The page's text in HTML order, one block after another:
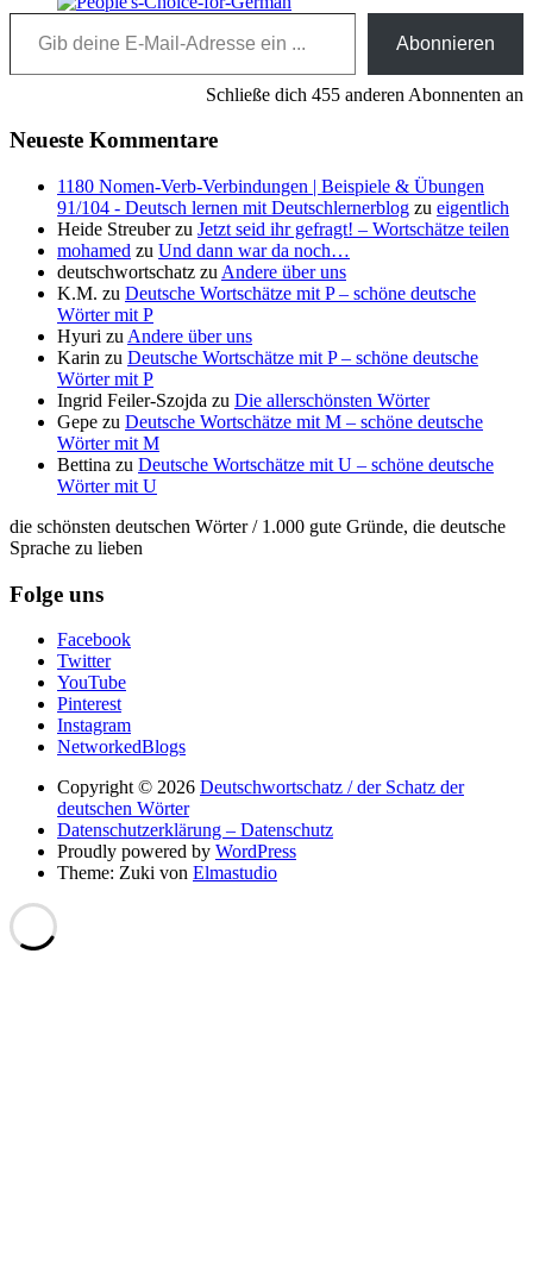
Gib deine E-Mail-Adresse ein ...
Abonnieren
Schließe dich 455 anderen Abonnenten an
Neueste Kommentare
1180 Nomen-Verb-Verbindungen | Beispiele & Übungen
91/104 - Deutsch lernen mit Deutschlernerblog zu eigentlich
Heide Streuberzu Jetzt seid ihr gefragt! – Wortschätze teilen
mohamed zu Und dann war da noch…
deutschwortschatz zu Andere über uns
K.M. zu Deutsche Wortschätze mit P – schöne deutsche
Wörter mit P
Hyuri zu Andere über uns
Karin zu Deutsche Wortschätze mit P – schöne deutsche
Wörter mit P
Ingrid Feiler-Szojda zu Die allerschönsten Wörter
Gepe zu Deutsche Wortschätze mit M – schöne deutsche
Wörter mit M
Bettina zu Deutsche Wortschätze mit U – schöne deutsche
Wörter mit U
die schönsten deutschen Wörter / 1.000 gute Gründe, die deutsche
Sprache zu lieben
Folge uns
Facebook
Twitter
YouTube
Pinterest
Instagram
NetworkedBlogs
Copyright © 2026 Deutschwortschatz / der Schatz der
deutschen Wörter
Datenschutzerklärung – Datenschutz
Proudly powered by WordPress
Theme: Zuki von Elmastudio